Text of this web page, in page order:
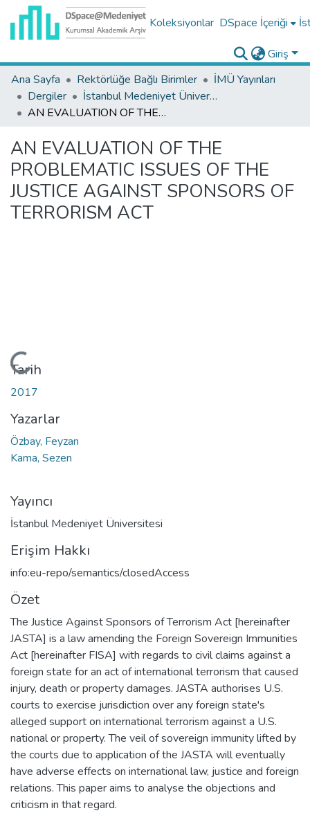
Koleksiyonlar DSpace İçeriği
Giriş
Ana Sayfa
Rektörlüğe Bağlı Birimler
İMÜ Yayınları
Dergiler
İstanbul Medeniyet Üniversitesi Hukuk Fakültesi Dergisi Koleksiyonu
AN EVALUATION OF THE PROBLEMATIC ISSUES OF THE JUSTICE AGAINST SPONSORS OF TERRORISM ACT
AN EVALUATION OF THE
PROBLEMATIC ISSUES OF THE
JUSTICE AGAINST SPONSORS OF
TERRORISM ACT
Yükleniyor...
Tarih
2017
Yazarlar
Özbay, Feyzan
Kama, Sezen
Yayıncı
İstanbul Medeniyet Üniversitesi
Erişim Hakkı
info:eu-repo/semantics/closedAccess
Özet
The Justice Against Sponsors of Terrorism Act [hereinafter
JASTA] is a law amending the Foreign Sovereign Immunities
Act [hereinafter FISA] with regards to civil claims against a
foreign state for an act of international terrorism that caused
injury, death or property damages. JASTA authorises U.S.
courts to exercise jurisdiction over any foreign state's
alleged support on international terrorism against a U.S.
national or property. The veil of sovereign immunity lifted by
the courts due to application of the JASTA will eventually
have adverse effects on international law, justice and foreign
relations. This paper aims to analyse the objections and
criticism in that regard.